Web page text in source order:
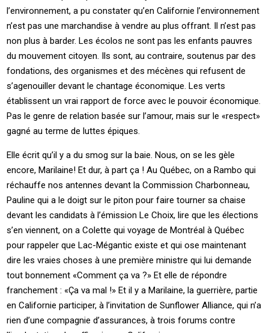
l’environnement, a pu constater qu’en Californie l’environnement
n’est pas une marchandise à vendre au plus offrant. Il n’est pas
non plus à barder. Les écolos ne sont pas les enfants pauvres
du mouvement citoyen. Ils sont, au contraire, soutenus par des
fondations, des organismes et des mécènes qui refusent de
s’agenouiller devant le chantage économique. Les verts
établissent un vrai rapport de force avec le pouvoir économique.
Pas le genre de relation basée sur l’amour, mais sur le «respect»
gagné au terme de luttes épiques.
Elle écrit qu’il y a du smog sur la baie. Nous, on se les gèle
encore, Marilaine! Et dur, à part ça ! Au Québec, on a Rambo qui
réchauffe nos antennes devant la Commission Charbonneau,
Pauline qui a le doigt sur le piton pour faire tourner sa chaise
devant les candidats à l’émission Le Choix, lire que les élections
s’en viennent, on a Colette qui voyage de Montréal à Québec
pour rappeler que Lac-Mégantic existe et qui ose maintenant
dire les vraies choses à une première ministre qui lui demande
tout bonnement «Comment ça va ?» Et elle de répondre
franchement : «Ça va mal !» Et il y a Marilaine, la guerrière, partie
en Californie participer, à l’invitation de Sunflower Alliance, qui n’a
rien d’une compagnie d’assurances, à trois forums contre